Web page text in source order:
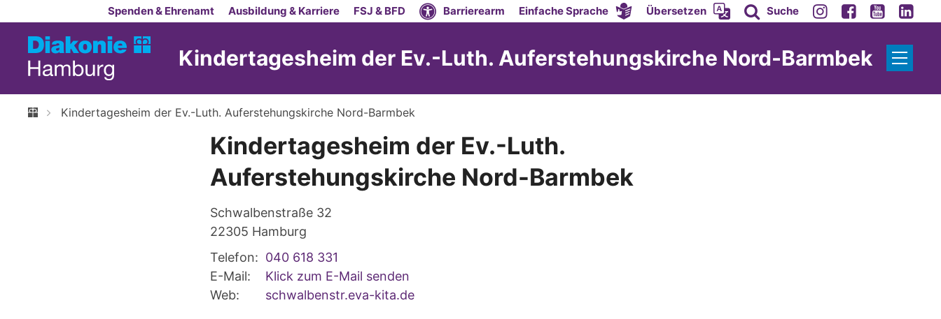
Zum Inhalt springenSpenden & Ehrenamt Ausbildung & Karriere FSJ & BFD Barrierearm Einfache Sprache Übersetzen Suche
Kindertagesheim der Ev.-Luth. Auferstehungskirche Nord-Barmbek
Kindertagesheim der Ev.-Luth. Auferstehungskirche Nord-Barmbek
Kindertagesheim der Ev.-Luth.
Auferstehungskirche Nord-Barmbek
Schwalbenstraße 32
22305 Hamburg
Telefon: 040 618 331
E-Mail:
Klick zum E-Mail senden
Web:
schwalbenstr.eva-kita.de